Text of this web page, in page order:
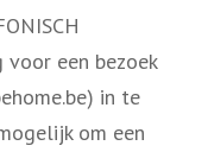
voor een bezoek
in te
om een